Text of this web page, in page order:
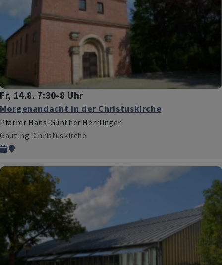
Fr, 14.8. 7:30-8 Uhr
Morgenandacht in der Christuskirche
Pfarrer Hans-Günther Herrlinger
Gauting Christuskirche